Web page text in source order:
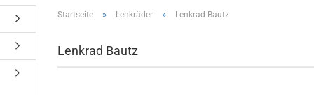
Startseite » Lenkräder » Lenkrad Bautz
Lenkrad Bautz